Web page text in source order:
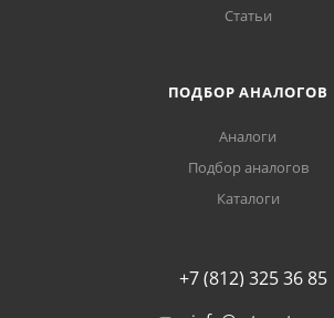
Статьи
ПОДБОР АНАЛОГОВ
Аналоги
Подбор аналогов
Каталоги
+7 (812) 325 36 85